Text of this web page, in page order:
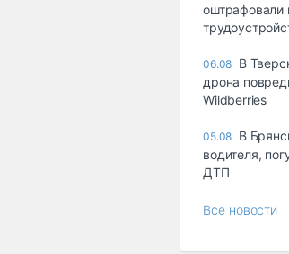
оштрафовали
06.08 В
дрона
Wildberries
05.08 В
водителя,
ДТП
Все новости